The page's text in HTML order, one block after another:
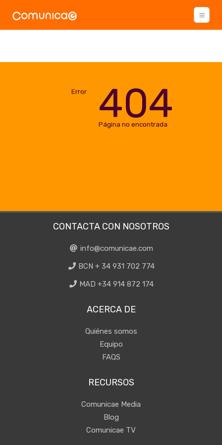
Error 404
Página no encontrada
CONTACTA CON NOSOTROS
info@comunicae.com
BCN + 34 931 702 774
MAD +34 914 872 174
ACERCA DE
Quiénes somos
Equipo
FAQS
RECURSOS
Comunicae Media
Blog
Comunicae TV